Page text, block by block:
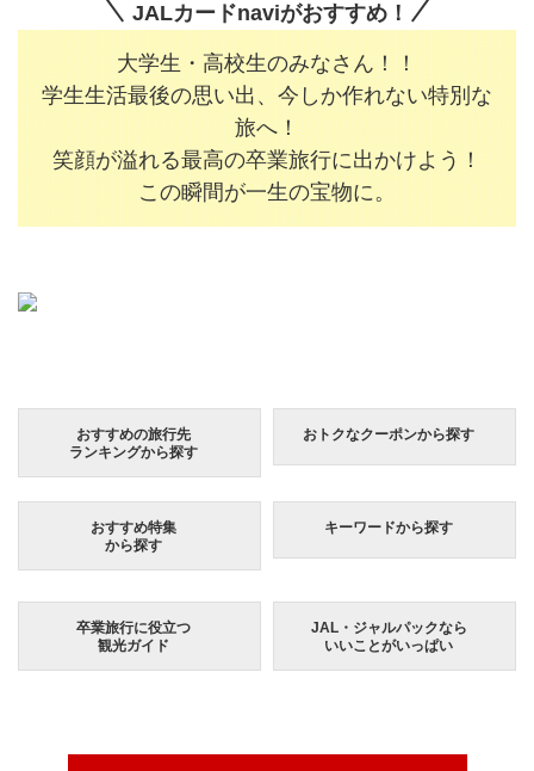
JALカードnaviがおすすめ！
大学生・高校生のみなさん！！
学生生活最後の思い出、今しか作れない特別な
旅へ！
笑顔が溢れる最高の卒業旅行に出かけよう！
この瞬間が一生の宝物に。
おすすめの旅行先
ランキングから探す
おトクなクーポンから探す
おすすめ特集
から探す
キーワードから探す
卒業旅行に役立つ
観光ガイド
JAL・ジャルパックなら
いいことがいっぱい